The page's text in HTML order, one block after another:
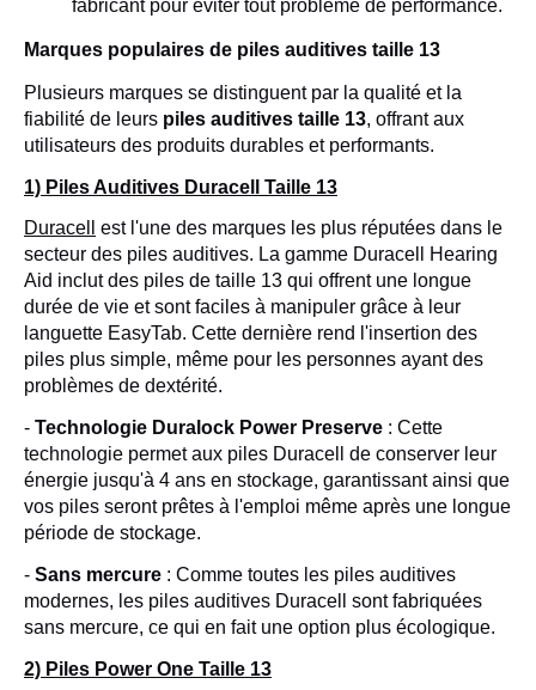
fabricant pour éviter tout problème de performance.
Marques populaires de piles auditives taille 13
Plusieurs marques se distinguent par la qualité et la
fiabilité de leurs piles auditives taille 13, offrant aux
utilisateurs des produits durables et performants.
1) Piles Auditives Duracell Taille 13
Duracell
est l'une des marques les plus réputées dans le
secteur des piles auditives. La gamme Duracell Hearing
Aid inclut des piles de taille 13 qui offrent une longue
durée de vie et sont faciles à manipuler grâce à leur
languette EasyTab. Cette dernière rend l'insertion des
piles plus simple, même pour les personnes ayant des
problèmes de dextérité.
- Technologie Duralock Power Preserve : Cette
technologie permet aux piles Duracell de conserver leur
énergie jusqu'à 4 ans en stockage, garantissant ainsi que
vos piles seront prêtes à l'emploi même après une longue
période de stockage.
- Sans mercure : Comme toutes les piles auditives
modernes, les piles auditives Duracell sont fabriquées
sans mercure, ce qui en fait une option plus écologique.
2) Piles Power One Taille 13